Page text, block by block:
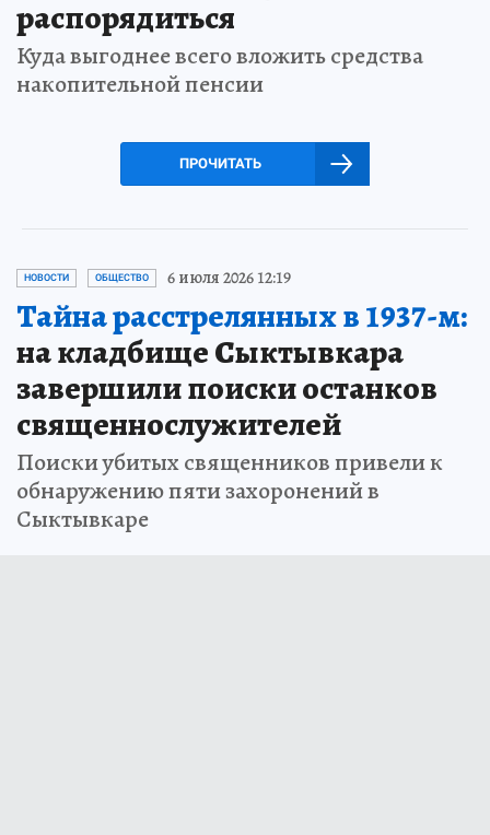
распорядиться
Куда выгоднее всего вложить средства
накопительной пенсии
ПРОЧИТАТЬ
НОВОСТИ ОБЩЕСТВО 6 июля 2026 12:19
Тайна расстрелянных в 1937-м:
на кладбище Сыктывкара
завершили поиски останков
священнослужителей
Поиски убитых священников привели к
обнаружению пяти захоронений в
Сыктывкаре